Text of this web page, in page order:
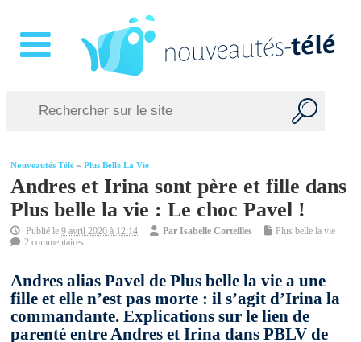
Nouveautés Télé »Plus Belle La Vie
Andres et Irina sont père et fille dans
Plus belle la vie : Le choc Pavel !
Publié le9 avril 2020 à 12:14 ParIsabelle Corteilles
Plus belle la vie
2 commentaires
Andres alias Pavel de Plus belle la vie a une
fille et elle n’est pas morte : il s’agit d’Irina la
commandante. Explications sur le lien de
parenté entre Andres et Irina dans PBLV de